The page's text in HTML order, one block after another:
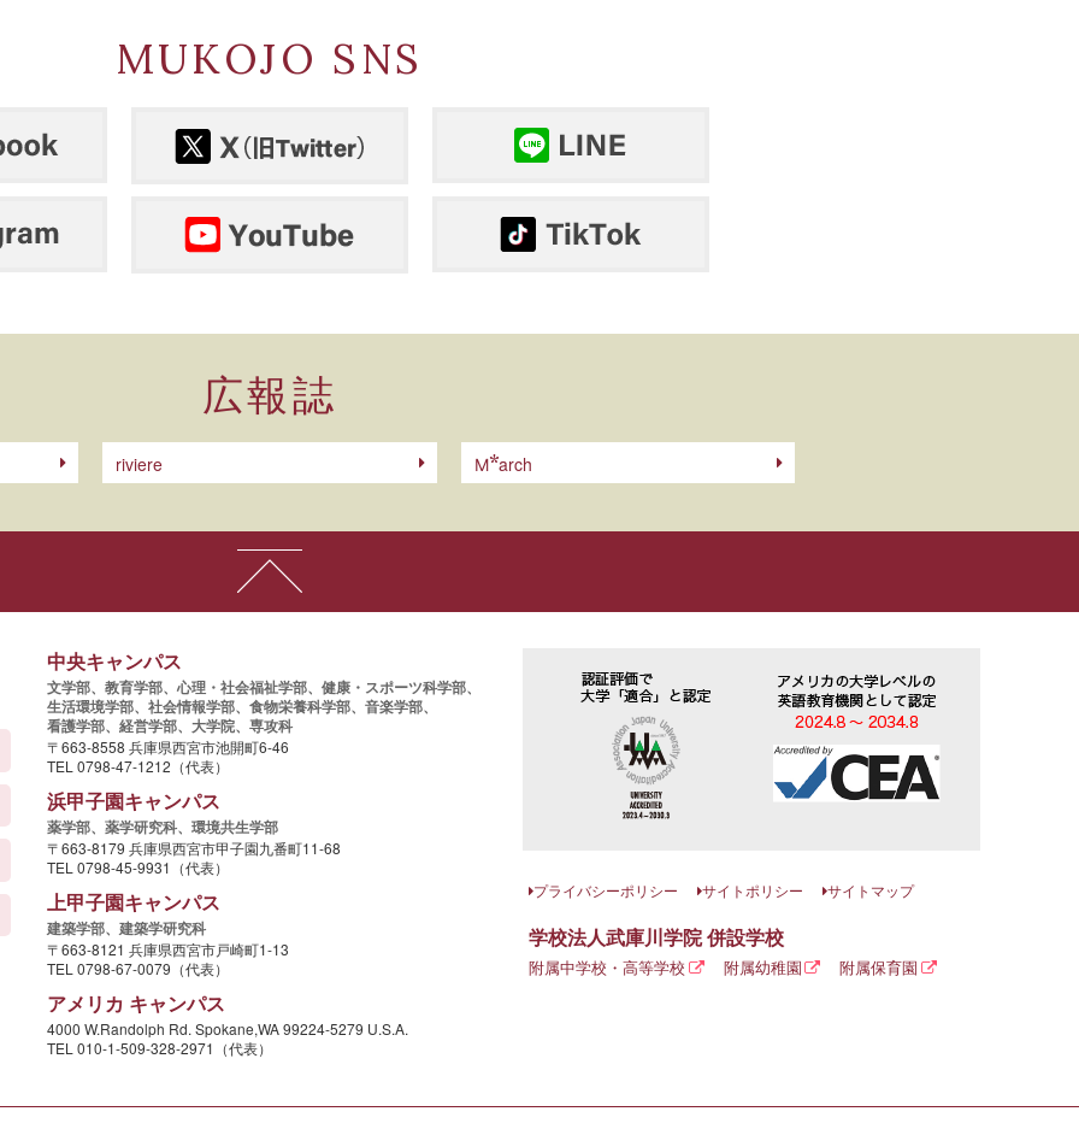
MUKOJO SNS
広報誌
riviere M arch
中央キャンパス
文学部、 教育学部、 心理・社会福祉学部、 健康・スポーツ科学部、
生活環境学部、 社会情報学部、 食物栄養科学部、 音楽学部、
看護学部、 経営学部、 大学院、 専攻科
〒663-8558 兵庫県西宮市池開町6-46
TEL 0798-47-1212（代表）
浜甲子園キャンパス
薬学部、 薬学研究科、 環境共生学部
〒663-8179 兵庫県西宮市甲子園九番町11-68
TEL 0798-45-9931（代表）
上甲子園キャンパス
建築学部、 建築学研究科
〒663-8121 兵庫県西宮市戸崎町1-13
TEL 0798-67-0079（代表）
アメリカ キャンパス
4000 W.Randolph Rd. Spokane,WA 99224-5279 U.S.A.
TEL 010-1-509-328-2971（代表）
プライバシーポリシー サイトポリシー サイトマップ
学校法人武庫川学院 併設学校
附属中学校・高等学校 附属幼稚園 附属保育園